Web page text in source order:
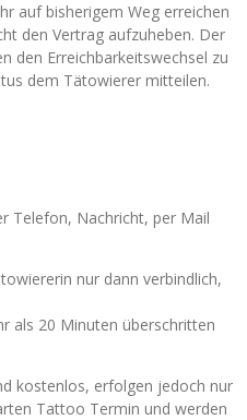
auf bisherigem Weg erreichen
den Vertrag aufzuheben. Der
den Erreichbarkeitswechsel zu
dem Tätowierer mitteilen.
Nachricht, per Mail
nur dann verbindlich,
als 20 Minuten überschritten
erfolgen jedoch nur
Tattoo Termin und werden